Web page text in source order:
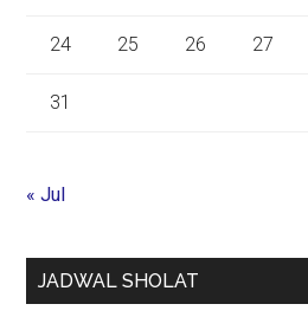
24 25 26 27
31
« Jul
JADWAL SHOLAT